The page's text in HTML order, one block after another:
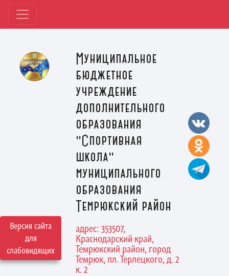
Версия сайта
для
слабовидящих
Муниципальное
бюджетное
учреждение
дополнительного
образования
"Спортивная
школа"
муниципального
образования
Темрюкский район
адрес: 353507,
Краснодарский край,
Темрюкский район, город
Темрюк, пл. Терлецкого, д. 2
к. 2